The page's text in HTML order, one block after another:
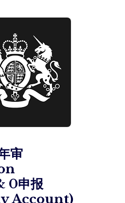
审
0申报
Account)